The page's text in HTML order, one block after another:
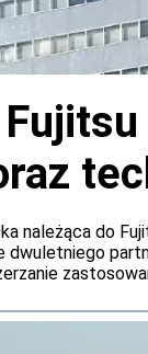
należąca do
dwuletniego